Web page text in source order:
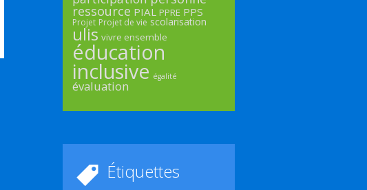
ressource PIAL PPRE PPS
Projet Projet de vie scolarisation
ulis vivre ensemble
éducation
inclusive égalité
évaluation
Étiquettes